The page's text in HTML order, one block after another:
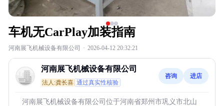
车机无CarPlay加装指南
河南展飞机械设备有限公司 · 2026-04-12 20:32:21
河南展飞机械设备有限公司
法人:龚长喜 通过真实性核验
咨询 进店
河南展飞机械设备有限公司位于河南省郑州市巩义市北山